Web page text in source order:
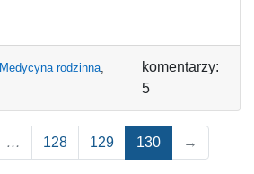
Medycyna rodzinna,
komentarzy:
5
… 128 129 130 →